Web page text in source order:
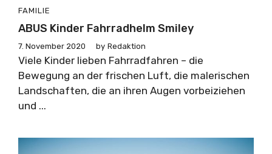
FAMILIE
ABUS Kinder Fahrradhelm Smiley
7. November 2020 by Redaktion
Viele Kinder lieben Fahrradfahren – die
Bewegung an der frischen Luft, die malerischen
Landschaften, die an ihren Augen vorbeiziehen
und ...